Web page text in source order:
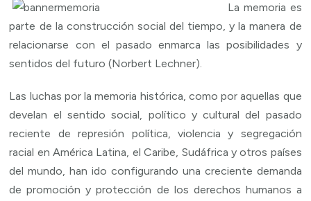
La memoria es
parte de la construcción social del tiempo, y la manera de
relacionarse con el pasado enmarca las posibilidades y
sentidos del futuro (Norbert Lechner).
Las luchas por la memoria histórica, como por aquellas que
develan el sentido social, político y cultural del pasado
reciente de represión política, violencia y segregación
racial en América Latina, el Caribe, Sudáfrica y otros países
del mundo, han ido configurando una creciente demanda
de promoción y protección de los derechos humanos a